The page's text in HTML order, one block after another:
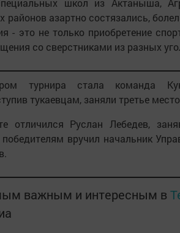
школ из Актаныша,
районов азартно состязались,
- это не только приобретение
со сверстниками из разных
турнира стала команда
тукаевцам, заняли третье
отличился Руслан Лебедев,
вручил начальник
важным и интересным в